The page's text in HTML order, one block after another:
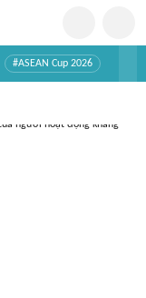
#ASEAN Cup 2026